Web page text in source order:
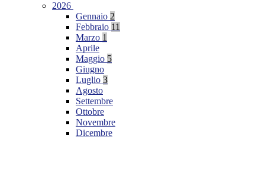
2026
Gennaio 2
Febbraio 11
Marzo 1
Aprile
Maggio 5
Giugno
Luglio 3
Agosto
Settembre
Ottobre
Novembre
Dicembre